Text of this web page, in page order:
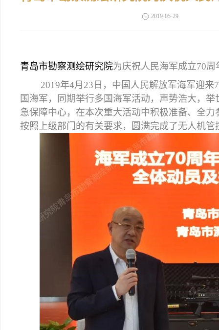
2019-05-29
青岛市勘察测绘研究院为庆祝人民海军成立70
2019年4月23日，中国人民解放军海军迎
国海军，同期举行多国海军活动，声势浩大，举
急保障中心，在本次重大活动中积极准备、全
按照上级部门的有关要求，圆满完成了无人机